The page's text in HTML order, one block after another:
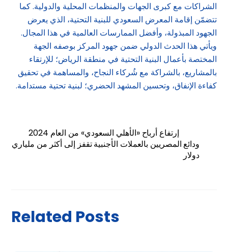
الشراكات مع كبرى الجهات والمنظمات المحلية والدولية. كما
تتضمّن إقامة المعرض السعودي للبنية التحتية، الذي يعرض
الجهود المبذولة، وأفضل الممارسات العالمية في هذا المجال.
ويأتي هذا الحدث الدولي ضمن جهود المركز بوصفه الجهة
المختصة بأعمال البنية التحتية في منطقة الرياض؛ للإرتقاء
بالمشاريع، بالشراكة مع شُركاء النجاح، والمساهمة في تحقيق
كفاءة الإنفاق، وتحسين المشهد الحضري؛ لبنية تحتية مستدامة.
إرتفاع أرباح «الأهلي السعودي» من العام 2024
ودائع المصريين بالعملات الأجنبية تقفز إلى أكثر من ملياري
دولار
Related Posts